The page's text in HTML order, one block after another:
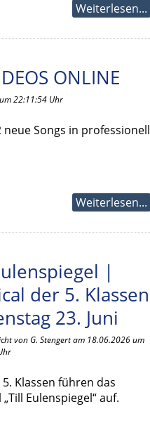
Weiterlesen...
ONLINE
22:11:54 Uhr
Songs in professionell
Weiterlesen...
|
der 5. Klassen
23. Juni
von G. Stengert am 18.06.2026 um
Klassen führen das
Eulenspiegel“ auf.